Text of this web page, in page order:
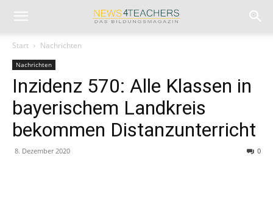
Start Nachrichten
Nachrichten
Inzidenz 570: Alle Klassen in
bayerischem Landkreis
bekommen Distanzunterricht
8. Dezember 2020 0